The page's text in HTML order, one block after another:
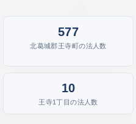
577
北葛城郡王寺町の法人数
10
王寺1丁目の法人数